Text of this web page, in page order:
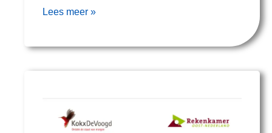
Lees meer »